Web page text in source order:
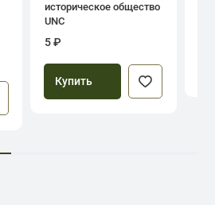
историческое общество
UNC
5 ₽
Купить